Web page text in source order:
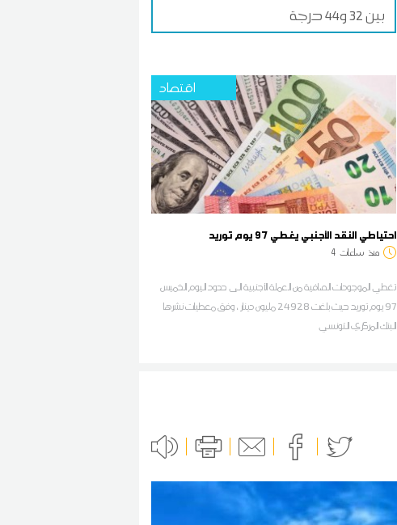
بين 32 و44 درجة
اقتصاد
احتياطي النقد الأجنبي يغطي 97 يوم توريد
منذ ساعات 4
تغطي الموجودات الصافية من العملة الأجنبية الى حدود اليوم الخميس
97 يوم توريد حيث بلغت 24928 مليون دينار ، وفق معطيات نشرها
البنك المركزي التونسي